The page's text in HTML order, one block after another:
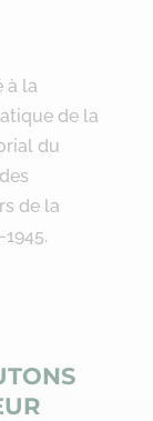
à la
de la
du
de la